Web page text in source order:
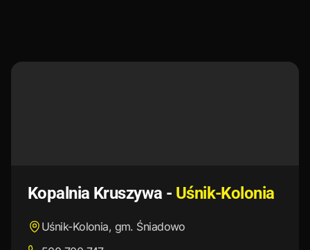
Kopalnia Kruszywa - Uśnik-Kolonia
Uśnik-Kolonia, gm. Śniadowo